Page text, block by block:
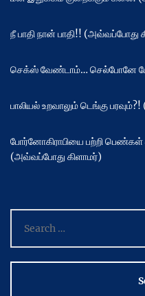
நீ பாதி நான் பாதி!! (அவ்வப்போது
செக்ஸ் வேண்டாம்… செல்போனே
பாலியல் உறவாலும் டெங்கு
போர்னோகிராபியை பற்றி
(அவ்வப்போது கிளாமர்)
for: